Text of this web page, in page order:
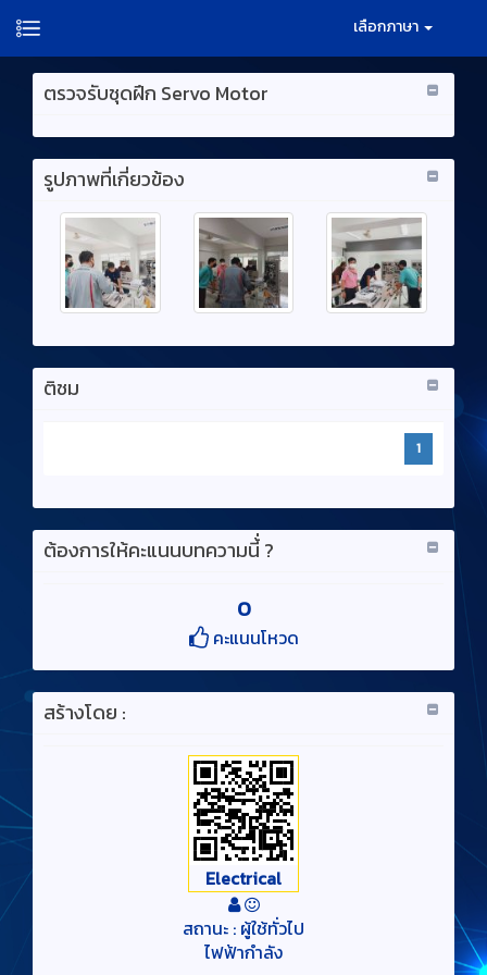
เลือกภาษา
ตรวจรับชุดฝึก Servo Motor
รูปภาพที่เกี่ยวข้อง
ติชม
1
ต้องการให้คะแนนบทความนี้่ ?
0
คะแนนโหวด
สร้างโดย :
Electrical
สถานะ : ผู้ใช้ทั่วไป
ไฟฟ้ากำลัง